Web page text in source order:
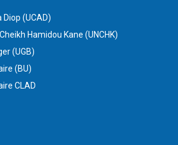
(UCAD)
Hamidou Kane (UNCHK)
(UGB)
(BU)
CLAD